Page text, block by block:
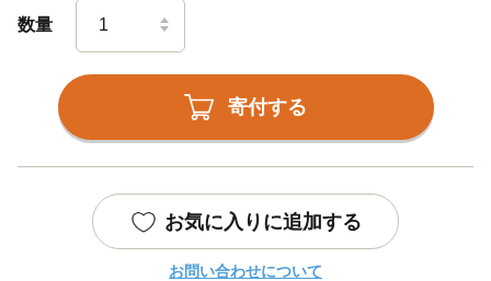
数量
寄付する
お気に入りに追加する
お問い合わせについて